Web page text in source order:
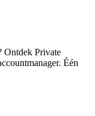
Ontdek Private
Één